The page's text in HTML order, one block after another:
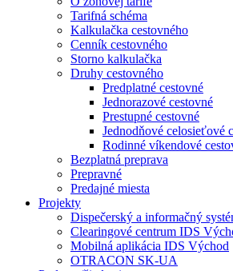
Tarifná schéma
Kalkulačka cestovného
Cenník cestovného
Storno kalkulačka
Druhy cestovného
Predplatné cestovné
Jednorazové cestovné
Prestupné cestovné
Jednodňové celosieťové
Rodinné víkendové
Bezplatná preprava
Prepravné
Predajné miesta
Projekty
Dispečerský a informačný
Clearingové centrum IDS
Mobilná aplikácia IDS Východ
OTRACON SK-UA